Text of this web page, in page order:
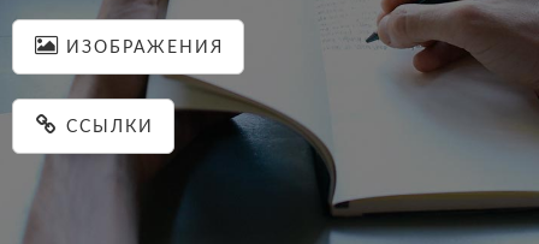
ИЗОБРАЖЕНИЯ
ССЫЛКИ